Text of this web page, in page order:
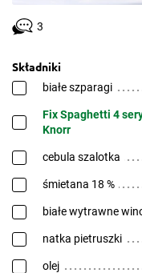
3
Składniki
białe szparagi
Fix Spaghetti 4
Knorr
cebula szalotka
śmietana 18 %
białe wytrawne
natka pietruszki
olej